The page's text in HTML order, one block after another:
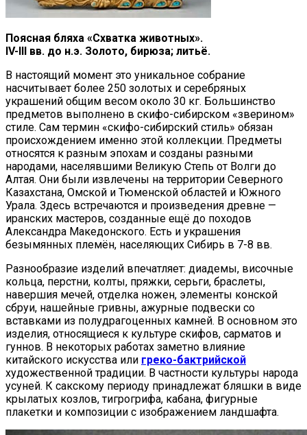
Поясная бляха «Схватка животных».
IV-III вв. до н.э. Золото, бирюза; литьё.
В настоящий момент это уникальное собрание
насчитывает более 250 золотых и серебряных
украшений общим весом около 30 кг. Большинство
предметов выполнено в скифо-сибирском «зверином»
стиле. Сам термин «скифо-сибирский стиль» обязан
происхождением именно этой коллекции. Предметы
относятся к разным эпохам и созданы разными
народами, населявшими Великую Степь от Волги до
Алтая. Они были извлечены на территории Северного
Казахстана, Омской и Тюменской областей и Южного
Урала. Здесь встречаются и произведения древне —
иранских мастеров, созданные ещё до походов
Александра Македонского. Есть и украшения
безымянных племён, населяющих Сибирь в 7-8 вв.
Разнообразие изделий впечатляет: диадемы, височные
кольца, перстни, колты, пряжки, серьги, браслеты,
навершия мечей, отделка ножен, элементы конской
сбруи, нашейные гривны, ажурные подвески со
вставками из полудрагоценных камней. В основном это
изделия, относящиеся к культуре скифов, сарматов и
гуннов. В некоторых работах заметно влияние
китайского искусства или греко-бактрийской
художественной традиции. В частности культуры народа
усуней. К сакскому периоду принадлежат бляшки в виде
крылатых козлов, тигрогрифа, кабана, фигурные
плакетки и композиции с изображением ландшафта.